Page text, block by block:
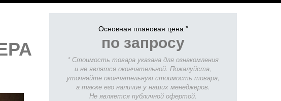
Основная плановая цена *
по запросу
* Стоимость товара указана для ознакомления
и не являтся окончательной. Пожалуйста,
уточняйте окончательную стоимость товара,
а также его наличие у наших менеджеров.
Не является публичной офертой.